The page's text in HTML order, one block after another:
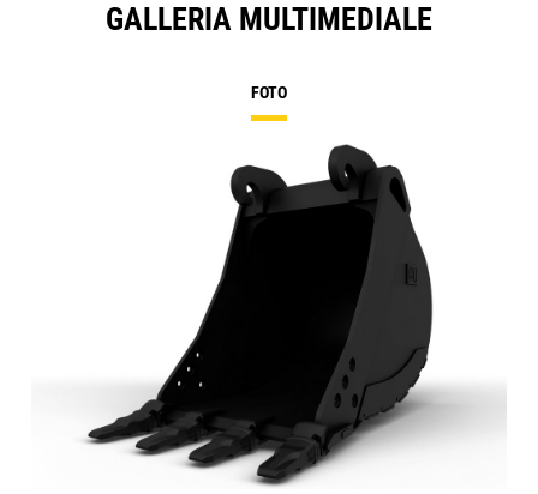
GALLERIA MULTIMEDIALE
FOTO